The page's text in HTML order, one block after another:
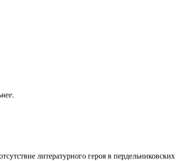
.
литературного героя в пердельниковских